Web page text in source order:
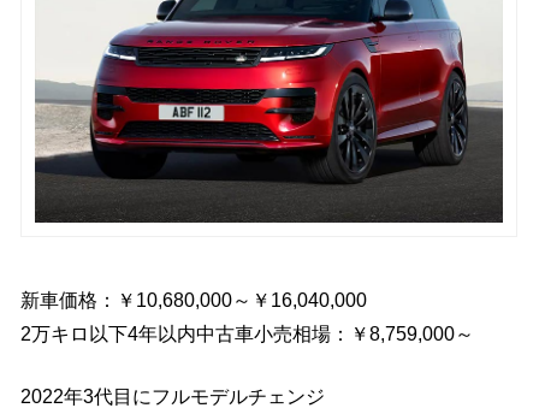
新車価格：￥10,680,000～￥16,040,000
2万キロ以下4年以内中古車小売相場：￥8,759,000～
2022年3代目にフルモデルチェンジ